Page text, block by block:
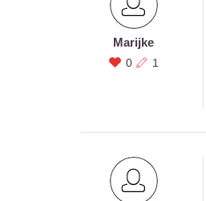
Marijke
0 1